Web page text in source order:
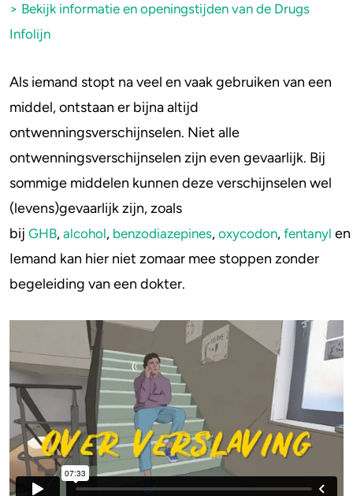
> Bekijk informatie en openingstijden van de Drugs
Infolijn
Als iemand stopt na veel en vaak gebruiken van een
middel, ontstaan er bijna altijd
ontwenningsverschijnselen. Niet alle
ontwenningsverschijnselen zijn even gevaarlijk. Bij
sommige middelen kunnen deze verschijnselen wel
(levens)gevaarlijk zijn, zoals
bij GHB, alcohol, benzodiazepines, oxycodon, fentanyl en
Iemand kan hier niet zomaar mee stoppen zonder
begeleiding van een dokter.